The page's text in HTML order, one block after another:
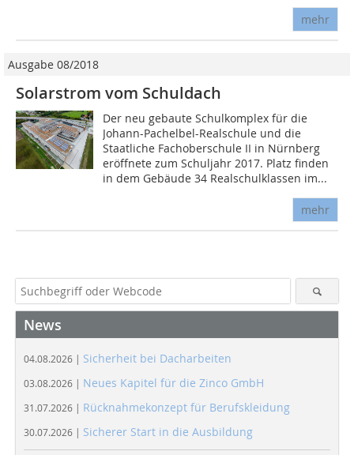
mehr
Ausgabe 08/2018
Solarstrom vom Schuldach
Der neu gebaute Schulkomplex für die
Johann-Pachelbel-Realschule und die
Staatliche Fachoberschule II in Nürnberg
eröffnete zum Schuljahr 2017. Platz finden
in dem Gebäude 34 Realschulklassen im...
mehr
News
04.08.2026 | Sicherheit bei Dacharbeiten
03.08.2026 | Neues Kapitel für die Zinco GmbH
31.07.2026 | Rücknahmekonzept für Berufskleidung
30.07.2026 | Sicherer Start in die Ausbildung